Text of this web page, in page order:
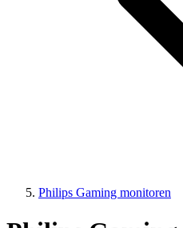
Philips Gaming monitoren